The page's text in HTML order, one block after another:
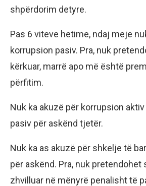
shpërdorim detyre.
Pas 6 viteve hetime, ndaj meje
korrupsion pasiv. Pra, nuk
kërkuar, marrë apo më është
përfitim.
Nuk ka akuzë për korrupsion
pasiv për askënd tjetër.
Nuk ka as akuzë për shkelje të
për askënd. Pra, nuk pretendohet
zhvilluar në mënyrë penalisht të